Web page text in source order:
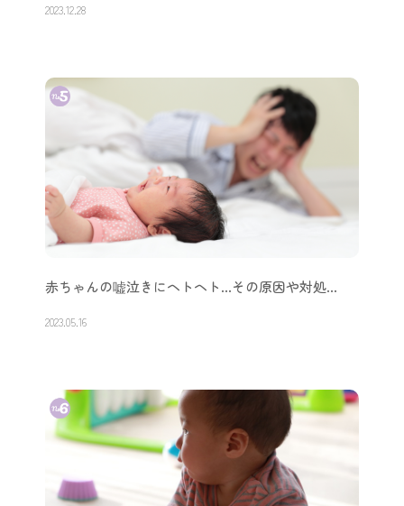
2023.12.28
赤ちゃんの嘘泣きにヘトヘト…その原因や対処…
2023.05.16